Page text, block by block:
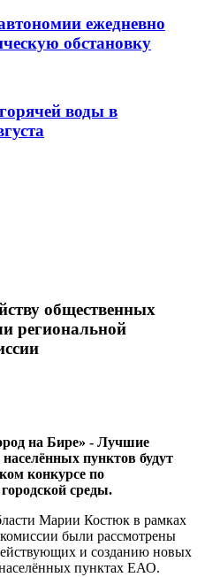
ежедневно
обстановку
воды в
общественных
региональной
на Бире» - Лучшие
пунктов будут
конкурсе по
среды.
Марии Костюк в рамках
были рассмотрены
и созданию новых
пунктах ЕАО.